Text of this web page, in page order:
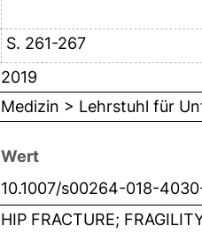
S. 261-267
2019
Medizin > Lehrstuhl für
Wert
10.1007/s00264-018-
HIP FRACTURE;